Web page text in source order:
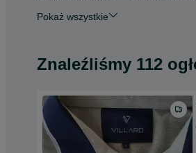
Pokaż wszystkie
Znaleźliśmy 112